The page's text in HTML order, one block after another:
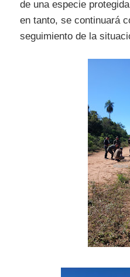
de una especie
en tanto, se continuará
seguimiento de la